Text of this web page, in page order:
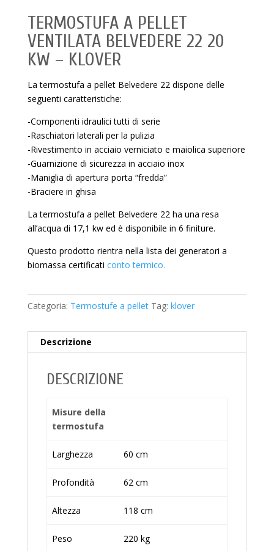
TERMOSTUFA A PELLET
VENTILATA BELVEDERE 22 20
KW – KLOVER
La termostufa a pellet Belvedere 22 dispone delle
seguenti caratteristiche:
-Componenti idraulici tutti di serie
-Raschiatori laterali per la pulizia
-Rivestimento in acciaio verniciato e maiolica superiore
-Guarnizione di sicurezza in acciaio inox
-Maniglia di apertura porta “fredda”
-Braciere in ghisa
La termostufa a pellet Belvedere 22 ha una resa
all’acqua di 17,1 kw ed è disponibile in 6 finiture.
Questo prodotto rientra nella lista dei generatori a
biomassa certificati conto termico.
Categoria: Termostufe a pellet Tag: klover
Descrizione
DESCRIZIONE
Misure della
termostufa
Larghezza 60 cm
Profondità 62 cm
Altezza 118 cm
Peso 220 kg